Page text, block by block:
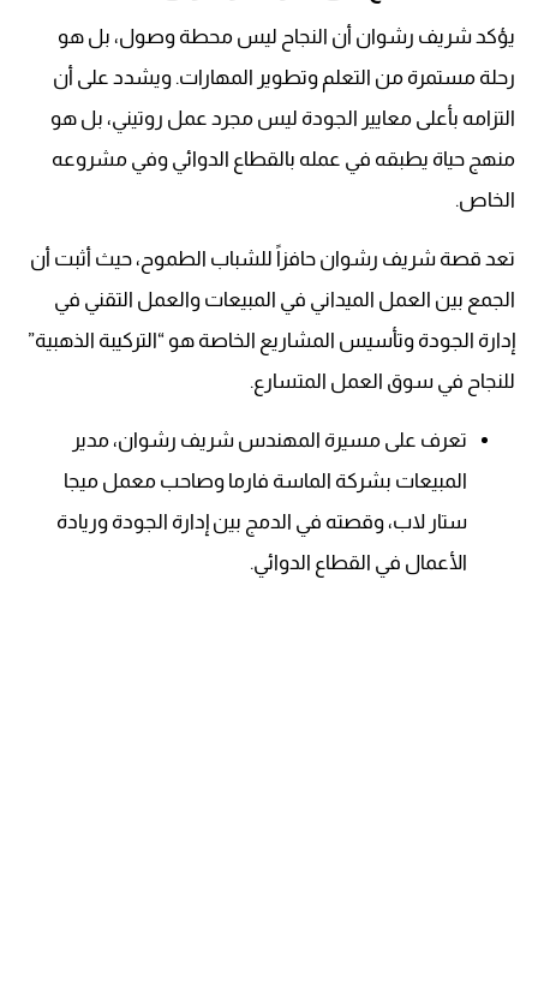
يؤكد شريف رشوان أن النجاح ليس محطة وصول، بل هو
رحلة مستمرة من التعلم وتطوير المهارات. ويشدد على أن
التزامه بأعلى معايير الجودة ليس مجرد عمل روتيني، بل هو
منهج حياة يطبقه في عمله بالقطاع الدوائي وفي مشروعه
الخاص.
تعد قصة شريف رشوان حافزاً للشباب الطموح، حيث أثبت أن
الجمع بين العمل الميداني في المبيعات والعمل التقني في
إدارة الجودة وتأسيس المشاريع الخاصة هو “التركيبة الذهبية”
للنجاح في سوق العمل المتسارع.
تعرف على مسيرة المهندس شريف رشوان، مدير
المبيعات بشركة الماسة فارما وصاحب معمل ميجا
ستار لاب، وقصته في الدمج بين إدارة الجودة وريادة
الأعمال في القطاع الدوائي.